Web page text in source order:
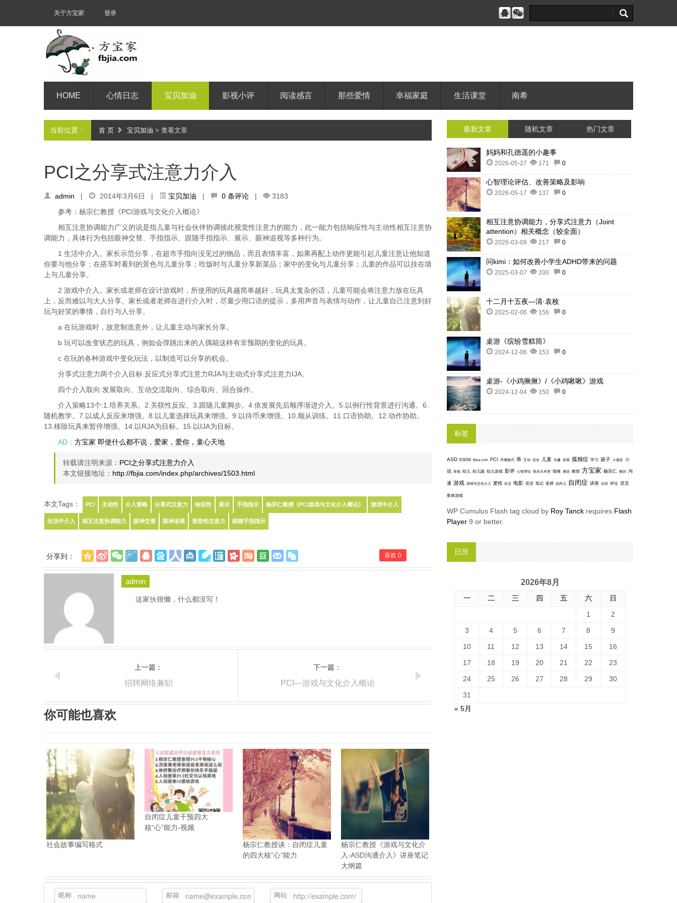
关于方宝家 登录
HOME 心情日志 宝贝加油 影视小评 阅读感言 那些爱情 幸福家庭 生活课堂 南希
当前位置： 首 页 宝贝加油 > 查看文章
PCI之分享式注意力介入
admin | 2014年3月6日 | 宝贝加油 | 0 条评论 |
3183
参考：杨宗仁教授《PCI游戏与文化介入概论》
相互注意协调能力广义的说是指儿童与社会伙伴协调彼此视觉性注意力的能力，此一能力包括响应性与主动性相互注意协
调能力，具体行为包括眼神交替、手指指示、跟随手指指示、展示、眼神追视等多种行为。
1 生活中介入。家长示范分享，在超市手指向没见过的物品，而且表情丰富，如果再配上动作更能引起儿童注意让他知道
你要与他分享；在搭车时看到的景色与儿童分享；吃饭时与儿童分享新菜品；家中的变化与儿童分享；儿童的作品可以挂在墙
上与儿童分享。
2 游戏中介入。家长或老师在设计游戏时，所使用的玩具越简单越好，玩具太复杂的话，儿童可能会将注意力放在玩具
上，反而难以与大人分享。家长或者老师在进行介入时，尽量少用口语的提示，多用声音与表情与动作，让儿童自己注意到好
玩与好笑的事情，自行与人分享。
a 在玩游戏时，故意制造意外，让儿童主动与家长分享。
b 玩可以改变状态的玩具，例如会弹跳出来的人偶箱这样有非预期的变化的玩具。
c 在玩的各种游戏中变化玩法，以制造可以分享的机会。
分享式注意力两个介入目标:反应式分享式注意力RJA与主动式分享式注意力IJA。
四个介入取向:发展取向、互动交流取向、综合取向、回合操作。
介入策略13个:1.培养关系。2.关联性反应。3.跟随儿童脚步。4.依发展先后顺序渐进介入。5.以例行性背景进行沟通。6.
随机教学。7.以成人反应来增强。8.以儿童选择玩具来增强。9.以待币来增强。10.顺从训练。11.口语协助。12.动作协助。
13.移除玩具来暂停增强。14.以RJA为目标。15.以IJA为目标。
AD： 方宝家 即使什么都不说，爱家，爱你，童心天地
转载请注明来源： PCI之分享式注意力介入
本文链接地址： http://fbjia.com/index.php/archives/1503.html
本文Tags： PCI 主动性 介入策略 分享式注意力 响应性 展示 手指指示 杨宗仁教授《PCI游戏与文化介入概论》 游戏中介入
生活中介入 相互注意协调能力 眼神交替 眼神追视 视觉性注意力 跟随手指指示
分享到： 喜欢 0
admin
这家伙很懒，什么都没写！
上一篇：
招聘网络兼职
下一篇：
PCI—游戏与文化介入概论
你可能也喜欢
社会故事编写格式
自闭症儿童干预四大
核“心”能力-视频
杨宗仁教授谈：自闭症儿童
的四大核”心”能力
杨宗仁教授《游戏与文化介
入-ASD沟通介入》讲座笔记
大纲篇
昵称 邮箱 网站
最新文章 随机文章 热门文章
妈妈和孔德遥的小趣事
2026-05-27 171 0
心智理论评估、改善策略及影响
2026-05-17 137 0
相互注意协调能力，分享式注意力（Joint
attention）相关概念（较全面）
2026-03-09 217 0
问kimi：如何改善小学生ADHD带来的问题
2025-03-07 200 0
十二月十五夜—清·袁枚
2025-02-06 156 0
桌游《缤纷雪糕筒》
2024-12-06 153 0
桌游-《小鸡揪揪》/《小鸡啾啾》游戏
2024-12-04 150 0
标签
ASD ESDM fbjia.com PCI 丹佛模式 乖 互动 侄女 儿童 兴趣 发展 孤独症 学习 孩子 小朋友 小
说 幸福 幼儿 幼儿园 幼儿游戏 影评 心智理论 快乐大本营 情绪 感动 教授 方宝家 杨宗仁 模仿 沟
通 游戏 游戏与文化介入 爱情 生活 电影 笑话 笔记 老师 自闭儿 自闭症 讲座 论语 评论 语言
集体游戏
WP Cumulus Flash tag cloud by Roy Tanck requires Flash
Player 9 or better.
日历
2026年8月
一 二 三 四 五 六
日
1
2
3
4 5 6 7 8
9
10
11 12 13 14 15
16
17
18 19 20 21 22
23
24
25 26 27 28 29
30
31
« 5月